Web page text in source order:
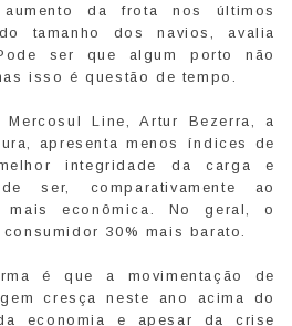
da frota nos últimos
tamanho dos navios, avalia
ser que algum porto não
isso é questão de tempo.
Line, Artur Bezerra, a
apresenta menos índices de
integridade da carga e
ser, comparativamente ao
mais econômica. No geral, o
30% mais barato.
é que a movimentação de
cresça neste ano acima do
economia e apesar da crise